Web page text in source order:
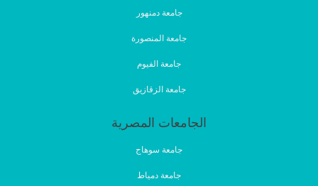
جامعة دمنهور
جامعة المنصورة
جامعة الفيوم
جامعة الزقازيق
الجامعات المصرية
جامعة سوهاج
جامعة دمياط